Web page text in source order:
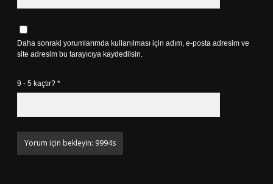
Daha sonraki yorumlarımda kullanılması için adım, e-posta adresim ve
site adresim bu tarayıcıya kaydedilsin.
9 - 5 kaçtır? *